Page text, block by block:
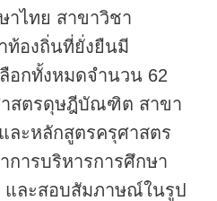
ไทย สาขาวิชา
องถิ่นที่ยั่งยืนมี
อกทั้งหมดจำนวน 62
สตรดุษฎีบัณฑิต สาขา
ละหลักสูตรครุศาสตร
ารบริหารการศึกษา
และสอบสัมภาษณ์ในรูป